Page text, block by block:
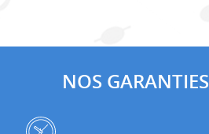
NOS GARANTIES